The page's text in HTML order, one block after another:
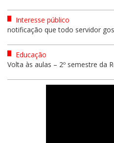
Interesse público
notificação que todo servidor
Educação
Volta às aulas – 2º semestre da